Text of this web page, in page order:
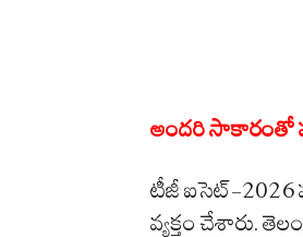
అందరి సాకారంతో
టీజీ ఐసెట్-2026
వ్యక్తం చేశారు.